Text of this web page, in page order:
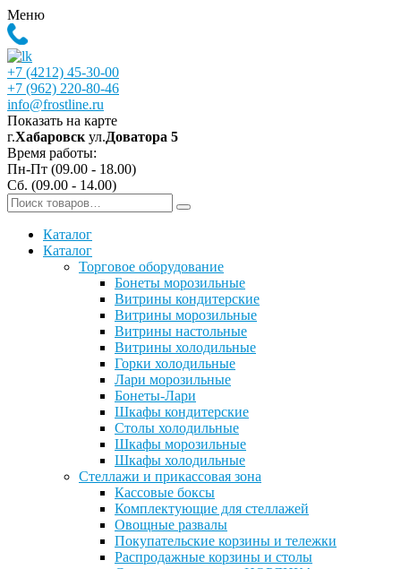
Меню
+7 (4212) 45-30-00
+7 (962) 220-80-46
info@frostline.ru
Показать на карте
г.Хабаровск ул.Доватора 5
Время работы:
Пн-Пт (09.00 - 18.00)
Сб. (09.00 - 14.00)
Каталог
Каталог
Торговое оборудование
Бонеты морозильные
Витрины кондитерские
Витрины морозильные
Витрины настольные
Витрины холодильные
Горки холодильные
Лари морозильные
Бонеты-Лари
Шкафы кондитерские
Столы холодильные
Шкафы морозильные
Шкафы холодильные
Стеллажи и прикассовая зона
Кассовые боксы
Комплектующие для стеллажей
Овощные развалы
Покупательские корзины и тележки
Распродажные корзины и столы